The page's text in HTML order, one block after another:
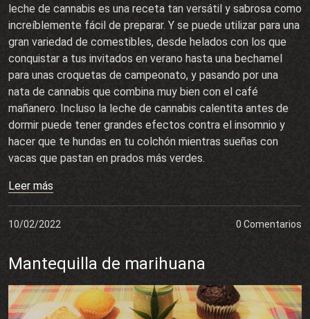
leche de cannabis es una receta tan versátil y sabrosa como
increíblemente fácil de preparar. Y se puede utilizar para una
gran variedad de comestibles, desde helados con los que
conquistar a tus invitados en verano hasta una bechamel
para unas croquetas de campeonato, y pasando por una
nata de cannabis que combina muy bien con el café
mañanero. Incluso la leche de cannabis calentita antes de
dormir puede tener grandes efectos contra el insomnio y
hacer que te hundas en tu colchón mientras sueñas con
vacas que pastan en prados más verdes.
Leer más
10/02/2022 0 Comentarios
Mantequilla de marihuana